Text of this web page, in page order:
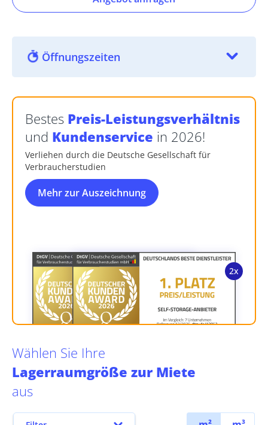
Öffnungszeiten
Bestes Preis-Leistungsverhältnis
und Kundenservice in 2026!
Verliehen durch die Deutsche Gesellschaft für
Verbraucherstudien
Mehr zur Auszeichnung
Wählen Sie Ihre
Lagerraumgröße zur Miete
aus